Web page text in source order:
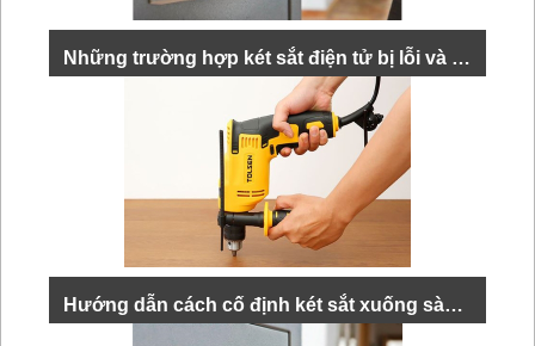
Những trường hợp két sắt điện tử bị lỗi và cách khắc phục
Két sắt điện tử bị lỗi là vấn đề khá phổ biến mà nhiều
người dùng gặp phải. Nếu không biết cách khắc phục,
bạn có thể sẽ thấy lo...
XEM THÊM
Hướng dẫn cách cố định két sắt xuống sàn nhanh gọn, chắc chắn